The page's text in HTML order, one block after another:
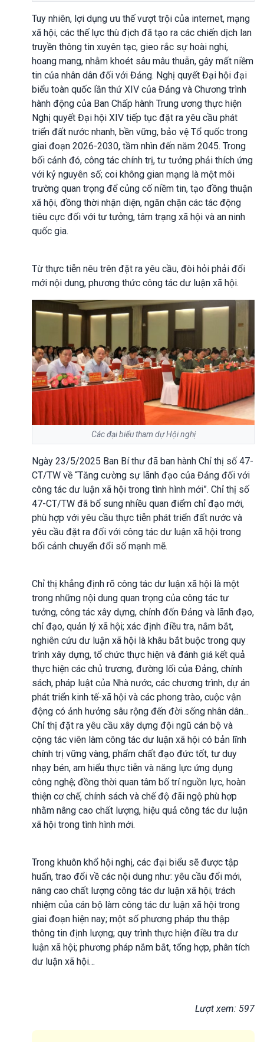
Tuy nhiên, lợi dụng ưu thế vượt trội của internet, mạng
xã hội, các thế lực thù địch đã tạo ra các chiến dịch lan
truyền thông tin xuyên tạc, gieo rắc sự hoài nghi,
hoang mang, nhằm khoét sâu mâu thuẫn, gây mất niềm
tin của nhân dân đối với Đảng. Nghị quyết Đại hội đại
biểu toàn quốc lần thứ XIV của Đảng và Chương trình
hành động của Ban Chấp hành Trung ương thực hiện
Nghị quyết Đại hội XIV tiếp tục đặt ra yêu cầu phát
triển đất nước nhanh, bền vững, bảo vệ Tổ quốc trong
giai đoạn 2026-2030, tầm nhìn đến năm 2045. Trong
bối cảnh đó, công tác chính trị, tư tưởng phải thích ứng
với kỷ nguyên số; coi không gian mạng là một môi
trường quan trọng để củng cố niềm tin, tạo đồng thuận
xã hội, đồng thời nhận diện, ngăn chặn các tác động
tiêu cực đối với tư tưởng, tâm trạng xã hội và an ninh
quốc gia.
Từ thực tiễn nêu trên đặt ra yêu cầu, đòi hỏi phải đổi
mới nội dung, phương thức công tác dư luận xã hội.
Các đại biểu tham dự Hội nghị
Ngày 23/5/2025 Ban Bí thư đã ban hành Chỉ thị số 47-
CT/TW về “Tăng cường sự lãnh đạo của Đảng đối với
công tác dư luận xã hội trong tình hình mới”. Chỉ thị số
47-CT/TW đã bổ sung nhiều quan điểm chỉ đạo mới,
phù hợp với yêu cầu thực tiễn phát triển đất nước và
yêu cầu đặt ra đối với công tác dư luận xã hội trong
bối cảnh chuyển đổi số mạnh mẽ.
Chỉ thị khẳng định rõ công tác dư luận xã hội là một
trong những nội dung quan trọng của công tác tư
tưởng, công tác xây dựng, chỉnh đốn Đảng và lãnh đạo,
chỉ đạo, quản lý xã hội; xác định điều tra, nắm bắt,
nghiên cứu dư luận xã hội là khâu bắt buộc trong quy
trình xây dựng, tổ chức thực hiện và đánh giá kết quả
thực hiện các chủ trương, đường lối của Đảng, chính
sách, pháp luật của Nhà nước, các chương trình, dự án
phát triển kinh tế-xã hội và các phong trào, cuộc vận
động có ảnh hưởng sâu rộng đến đời sống nhân dân...
Chỉ thị đặt ra yêu cầu xây dựng đội ngũ cán bộ và
cộng tác viên làm công tác dư luận xã hội có bản lĩnh
chính trị vững vàng, phẩm chất đạo đức tốt, tư duy
nhạy bén, am hiểu thực tiễn và năng lực ứng dụng
công nghệ; đồng thời quan tâm bố trí nguồn lực, hoàn
thiện cơ chế, chính sách và chế độ đãi ngộ phù hợp
nhằm nâng cao chất lượng, hiệu quả công tác dư luận
xã hội trong tình hình mới.
Trong khuôn khổ hội nghị, các đại biểu sẽ được tập
huấn, trao đổi về các nội dung như: yêu cầu đổi mới,
nâng cao chất lượng công tác dư luận xã hội; trách
nhiệm của cán bộ làm công tác dư luận xã hội trong
giai đoạn hiện nay; một số phương pháp thu thập
thông tin định lượng; quy trình thực hiện điều tra dư
luận xã hội; phương pháp nắm bắt, tổng hợp, phân tích
dư luận xã hội…
Lượt xem: 597